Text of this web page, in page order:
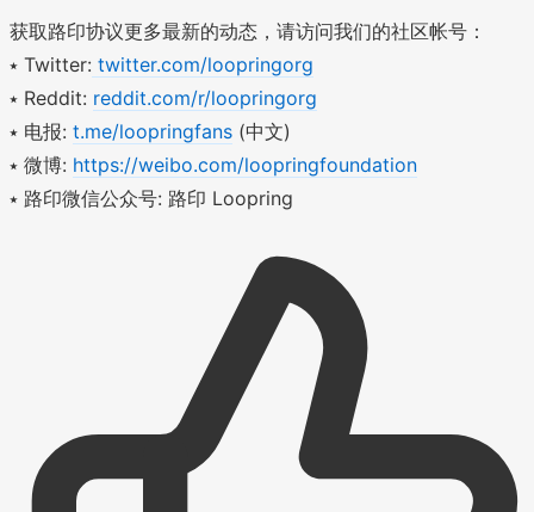
获取路印协议更多最新的动态，请访问我们的社区帐号：
⭑ Twitter: twitter.com/loopringorg
⭑ Reddit: reddit.com/r/loopringorg
⭑ 电报: t.me/loopringfans (中文)
⭑ 微博: https://weibo.com/loopringfoundation
⭑ 路印微信公众号: 路印 Loopring